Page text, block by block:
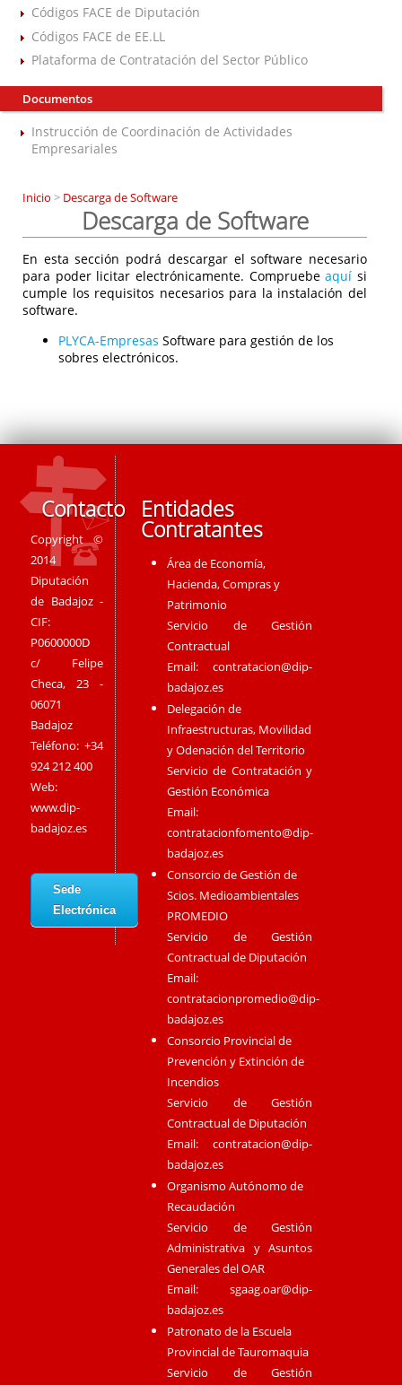
Códigos FACE de Diputación
Códigos FACE de EE.LL
Plataforma de Contratación del Sector Público
Documentos
Instrucción de Coordinación de Actividades
Empresariales
Inicio > Descarga de Software
Descarga de Software
En esta sección podrá descargar el software necesario
para poder licitar electrónicamente. Compruebeaquí si
cumple los requisitos necesarios para la instalación del
software.
PLYCA-Empresas Software para gestión de los
sobres electrónicos.
Contacto
Copyright ©
2014
Diputación
de Badajoz -
CIF:
P0600000D
c/ Felipe
Checa, 23 -
06071
Badajoz
Teléfono: +34
924 212 400
Web:
www.dip-
badajoz.es
Sede
Electrónica
Entidades
Contratantes
Área de Economía,
Hacienda, Compras y
Patrimonio
Servicio de Gestión
Contractual
Email:contratacion@dip-
badajoz.es
Delegación de
Infraestructuras, Movilidad
y Odenación del Territorio
Servicio de Contratación y
Gestión Económica
Email:
contratacionfomento@dip-
badajoz.es
Consorcio de Gestión de
Scios. Medioambientales
PROMEDIO
Servicio de Gestión
Contractual de Diputación
Email:
contratacionpromedio@dip-
badajoz.es
Consorcio Provincial de
Prevención y Extinción de
Incendios
Servicio de Gestión
Contractual de Diputación
Email:contratacion@dip-
badajoz.es
Organismo Autónomo de
Recaudación
Servicio de Gestión
Administrativa y Asuntos
Generales del OAR
Email:sgaag.oar@dip-
badajoz.es
Patronato de la Escuela
Provincial de Tauromaquia
Servicio de Gestión